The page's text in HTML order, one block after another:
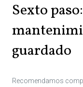
Sexto
guardado
Recomendamos